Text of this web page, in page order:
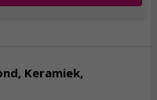
Keramiek,